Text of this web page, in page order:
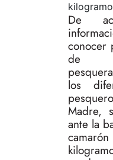
De
conocer
de
los
Madre,
ante la